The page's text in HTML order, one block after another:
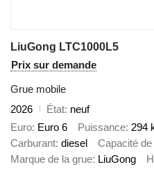
LiuGong LTC1000L5
Prix sur demande
Grue mobile
2026
État neuf
Euro Euro 6 Puissance 294
Carburant diesel Capacité
Marque de la grue LiuGong